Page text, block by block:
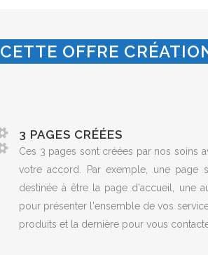
CETTE OFFRE
3 PAGES CRÉÉES
Ces 3 pages sont créées par nos soins
votre accord. Par exemple, une page
destinée à être la page d'accueil, une
pour présenter l'ensemble de vos
produits et la dernière pour vous